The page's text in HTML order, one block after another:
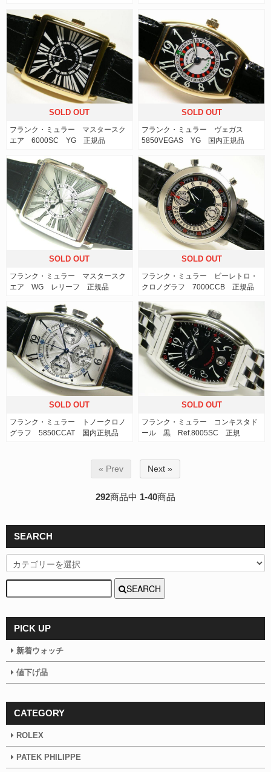
SOLD OUT
フランク・ミュラー マスタースク
エア 6000SC YG 正規品
SOLD OUT
フランク・ミュラー ヴェガス
5850VEGAS YG 国内正規品
SOLD OUT
フランク・ミュラー マスタースク
エア WG レリーフ 正規品
SOLD OUT
フランク・ミュラー ビーレトロ・
クロノグラフ 7000CCB 正規品
SOLD OUT
フランク・ミュラー トノークロノ
グラフ 5850CCAT 国内正規品
SOLD OUT
フランク・ミュラー コンキスタド
ール 黒 Ref.8005SC 正規
« Prev Next »
292商品中 1-40商品
SEARCH
SEARCH
PICK UP
新着ウォッチ
値下げ品
CATEGORY
ROLEX
PATEK PHILIPPE